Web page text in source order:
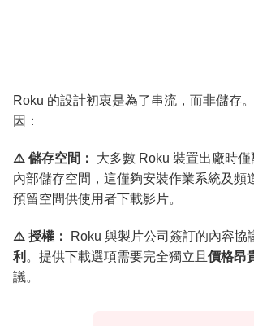
Roku 的設計初衷是為了串流，而非儲存
因：
⚠️ 儲存空間：
大多數 Roku 裝置出廠時
內部儲存空間，這僅夠安裝作業系統及頻
預留空間供使用者下載影片。
⚠️ 授權： Roku 與製片公司簽訂的內容協
利 。提供下載選項需要完全獨立且 價格昂
議。